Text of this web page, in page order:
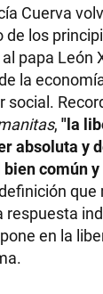
Cuerva
de los
papa León
la
, "la
absoluta y
común
que
en la